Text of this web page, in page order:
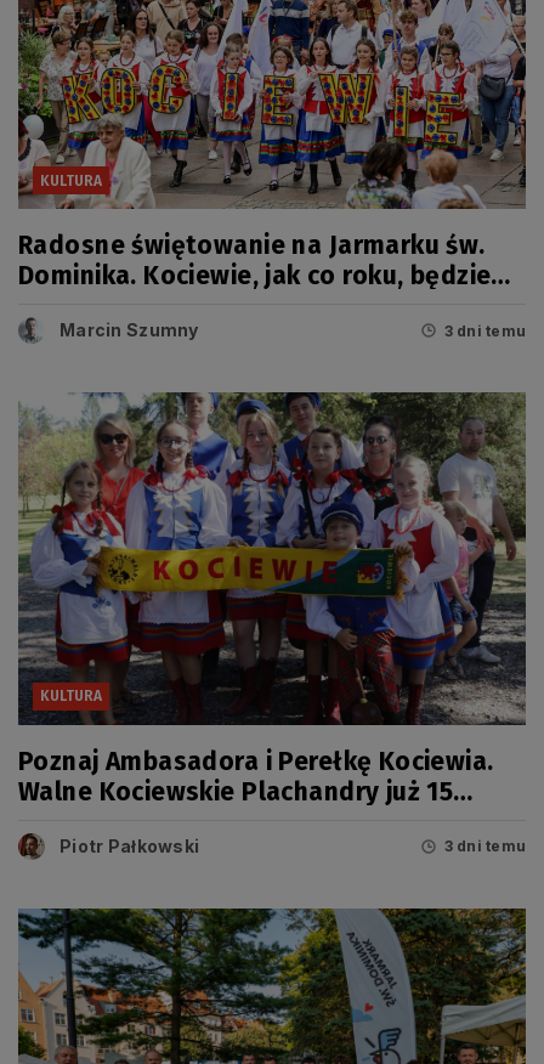
KULTURA
Radosne świętowanie na Jarmarku św.
Dominika. Kociewie, jak co roku, będzie
Marcin Szumny 3 dni temu
KULTURA
Poznaj Ambasadora i Perełkę Kociewia.
Walne Kociewskie Plachandry już 15
Piotr Pałkowski 3 dni temu